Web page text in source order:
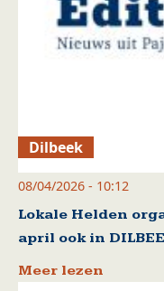
Dilbeek
08/04/2026 - 10:12
Lokale Helden
april ook in
Meer lezen